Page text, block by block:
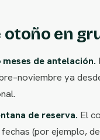
en
de antelación.
ya
de reserva. El
(por ejemplo,